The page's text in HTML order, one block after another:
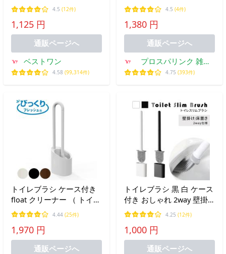
ない 柔らかい トイレ掃除
4.5 (12件)
1,125 円
通販ページへ
ベストワン
4.58 (99,314件)
掃除 ケース付き スリム シ
ート おしゃれ 洗剤 陶器
掃除用品 収納 小便器用 コ
ンパクト
4.5 (4件)
1,380 円
通販ページへ
プロスパリンク 雑貨
ハンガー パソコンケー
4.75 (393件)
トイレブラシ ケース付き
float クリーナー （ トイレ
ブラシ トイレ掃除 そうじ
トイレ用ブラシ 便器 清掃
ブラシケース ブラシ入れ
汚れ 柄付き ）
4.44 (25件)
1,970 円
通販ページへ
トイレブラシ 黒 白 ケース
付き おしゃれ 2way 壁掛
け 床置き スリム mitas ポ
イント消化
4.25 (12件)
1,000 円
通販ページへ